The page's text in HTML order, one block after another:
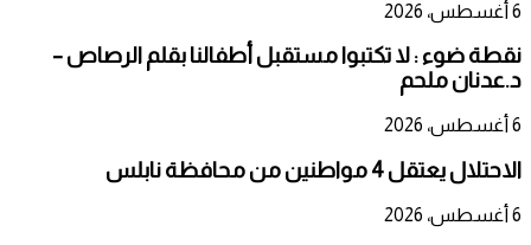
6 أغسطس، 2026
نقطة ضوء : لا تكتبوا مستقبل أطفالنا بقلم الرصاص –
د.عدنان ملحم
6 أغسطس، 2026
الاحتلال يعتقل 4 مواطنين من محافظة نابلس
6 أغسطس، 2026